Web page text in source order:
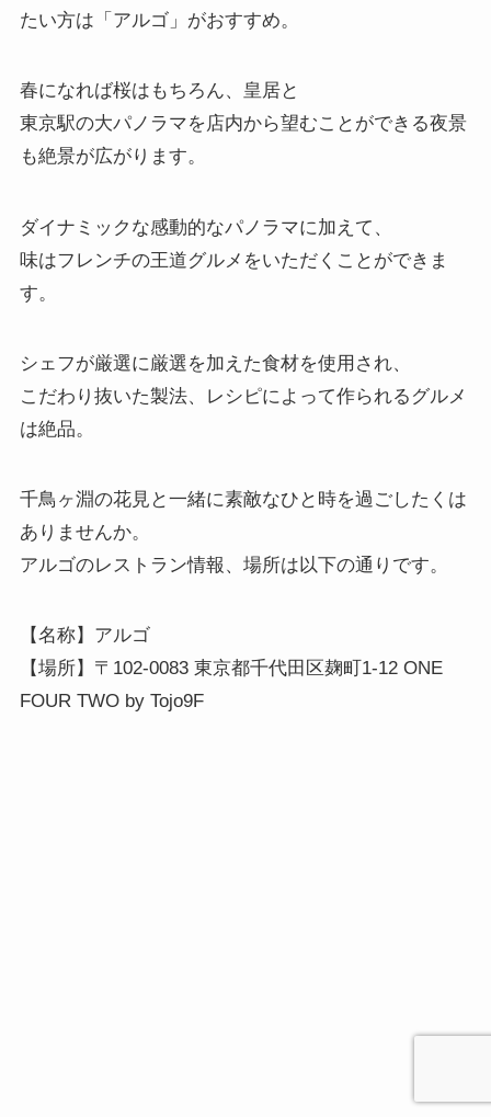
たい方は「 アルゴ」がおすすめ。
春になれば桜はもちろん、皇居と
東京駅の大パノラマを店内から望むことができる夜景
も絶景が広がります。
ダイナミックな感動的なパノラマに加えて、
味はフレンチの王道グルメをいただくことができま
す。
シェフが厳選に厳選を加えた食材を使用され、
こだわり抜いた製法、レシピによって作られるグルメ
は絶品。
千鳥ヶ淵の花見と一緒に素敵なひと時を過ごしたくは
ありませんか。
アルゴのレストラン情報、場所は以下の通りです。
【名称】アルゴ
【場所】〒102-0083 東京都千代田区麹町1-12 ONE
FOUR TWO by Tojo9F